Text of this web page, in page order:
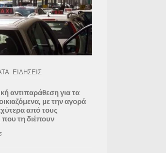
ΕΙΔΗΣΕΙΣ
αντιπαράθεση για τα
με την αγορά
από τους
που τη διέπουν